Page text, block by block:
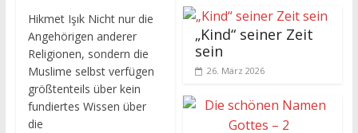
Hikmet Işık Nicht nur die
Angehörigen anderer
Religionen, sondern die
Muslime selbst verfügen
größtenteils über kein
fundiertes Wissen über
die
„Kind“ seiner Zeit
sein
26. März 2026